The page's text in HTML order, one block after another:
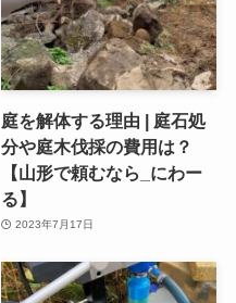
庭を解体する理由 | 庭石処
分や庭木伐採の費用は？
【山形で頼むなら_にわー
る】
2023年7月17日